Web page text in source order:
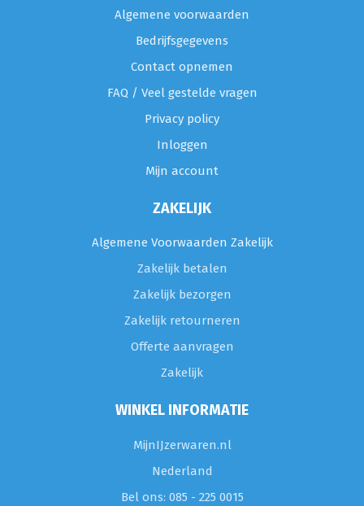
Algemene voorwaarden
Bedrijfsgegevens
Contact opnemen
FAQ / Veel gestelde vragen
Privacy policy
Inloggen
Mijn account
ZAKELIJK
Algemene Voorwaarden Zakelijk
Zakelijk betalen
Zakelijk bezorgen
Zakelijk retourneren
Offerte aanvragen
Zakelijk
WINKEL INFORMATIE
MijnIJzerwaren.nl
Nederland
Bel ons: 085 - 225 0015